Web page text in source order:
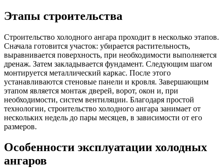
Этапы строительства
Строительство холодного ангара проходит в несколько этапов.
Сначала готовится участок: убирается растительность,
выравнивается поверхность, при необходимости выполняется
дренаж. Затем закладывается фундамент. Следующим шагом
монтируется металлический каркас. После этого
устанавливаются стеновые панели и кровля. Завершающим
этапом является монтаж дверей, ворот, окон и, при
необходимости, систем вентиляции. Благодаря простой
технологии, строительство холодного ангара занимает от
нескольких недель до пары месяцев, в зависимости от его
размеров.
Особенности эксплуатации холодных
ангаров